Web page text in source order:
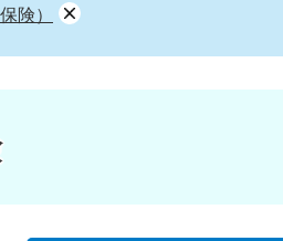
険）